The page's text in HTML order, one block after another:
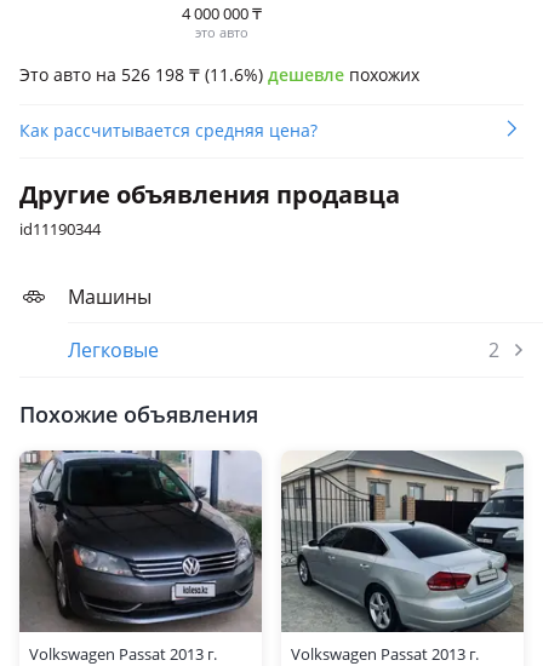
4 000 000₸
это авто
Это авто на 526 198 ₸ (11.6%) дешевле похожих
Как рассчитывается средняя цена?
Другие объявления продавца
id11190344
Машины
Легковые
2
Похожие объявления
Volkswagen Passat 2013 г. Volkswagen Passat 2013 г.